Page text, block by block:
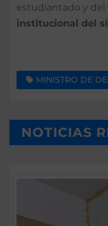
estudiantado y del
institucional del
MINISTRO DE
NOTICIAS